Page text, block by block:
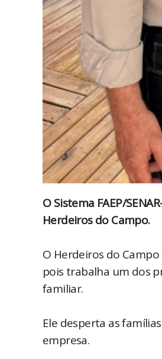
O Sistema FAEP/
Herdeiros do Campo.
O Herdeiros do
pois trabalha um dos
familiar.
Ele desperta as
empresa.